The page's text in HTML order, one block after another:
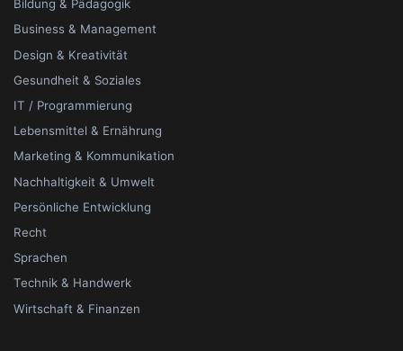
Bildung & Pädagogik
Business & Management
Design & Kreativität
Gesundheit & Soziales
IT / Programmierung
Lebensmittel & Ernährung
Marketing & Kommunikation
Nachhaltigkeit & Umwelt
Persönliche Entwicklung
Recht
Sprachen
Technik & Handwerk
Wirtschaft & Finanzen